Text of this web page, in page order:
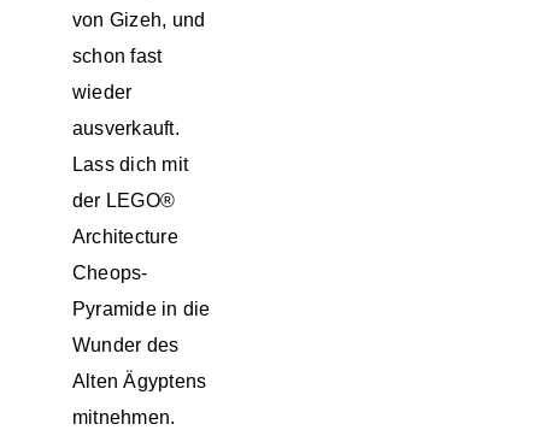
von Gizeh, und
schon fast
wieder
ausverkauft.
Lass dich mit
der LEGO®
Architecture
Cheops-
Pyramide in die
Wunder des
Alten Ägyptens
mitnehmen.